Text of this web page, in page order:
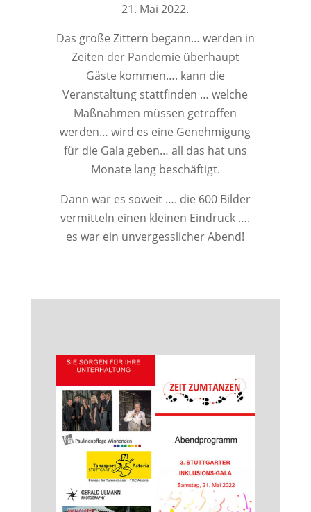
21. Mai 2022.
Das große Zittern begann… werden in
Zeiten der Pandemie überhaupt
Gäste kommen…. kann die
Veranstaltung stattfinden … welche
Maßnahmen müssen getroffen
werden… wird es eine Genehmigung
für die Gala geben… all das hat uns
Monate lang beschäftigt.
Dann war es soweit …. die 600 Bilder
vermitteln einen kleinen Eindruck ….
es war ein unvergesslicher Abend!